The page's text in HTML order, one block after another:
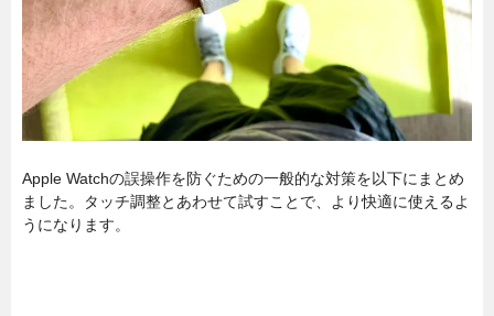
Apple Watchの誤操作を防ぐための一般的な対策を以下にまとめ
ました。タッチ調整とあわせて試すことで、より快適に使えるよ
うになります。